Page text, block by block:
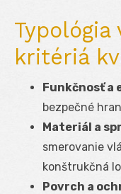
Typológia
kritériá
Funkčnosť a
bezpečné
Materiál a
smerovanie
konštrukčná
Povrch a